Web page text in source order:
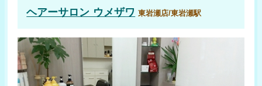
ヘアーサロン ウメザワ 東岩瀬店/東岩瀬駅